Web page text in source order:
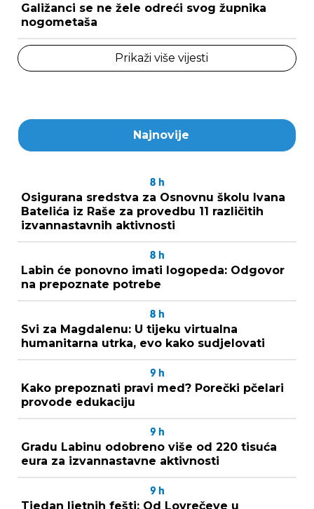
Galižanci se ne žele odreći svog župnika
nogometaša
Prikaži više vijesti
Najnovije
8 h
Osigurana sredstva za Osnovnu školu Ivana
Batelića iz Raše za provedbu 11 različitih
izvannastavnih aktivnosti
8 h
Labin će ponovno imati logopeda: Odgovor
na prepoznate potrebe
8 h
Svi za Magdalenu: U tijeku virtualna
humanitarna utrka, evo kako sudjelovati
9 h
Kako prepoznati pravi med? Porečki pčelari
provode edukaciju
9 h
Gradu Labinu odobreno više od 220 tisuća
eura za izvannastavne aktivnosti
9 h
Tjedan ljetnih fešti: Od Lovrečeve u